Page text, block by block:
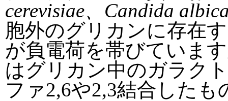
cerevisiae、Candida
胞外のグリカンに存在
が負電荷を帯びていま
はグリカン中のガラク
ファ2,6や2,3結合した